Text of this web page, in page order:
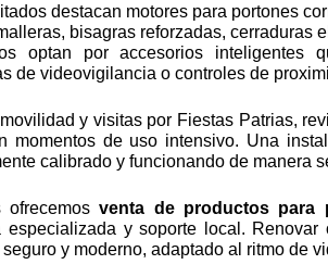
destacan motores para portones
bisagras reforzadas, cerraduras
optan por accesorios inteligentes
de videovigilancia o controles de
y visitas por Fiestas Patrias,
momentos de uso intensivo. Una
calibrado y funcionando de manera
ofrecemosventa de productos para
especializada y soporte local.
y moderno, adaptado al ritmo de